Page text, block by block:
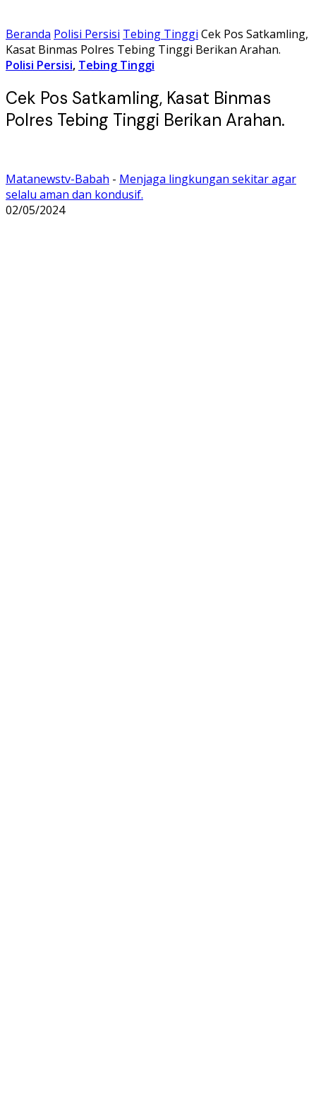
Beranda Polisi Persisi Tebing Tinggi Cek Pos Satkamling,
Kasat Binmas Polres Tebing Tinggi Berikan Arahan.
Polisi Persisi, Tebing Tinggi
Cek Pos Satkamling, Kasat Binmas
Polres Tebing Tinggi Berikan Arahan.
Matanewstv-Babah - Menjaga lingkungan sekitar agar
selalu aman dan kondusif.
02/05/2024